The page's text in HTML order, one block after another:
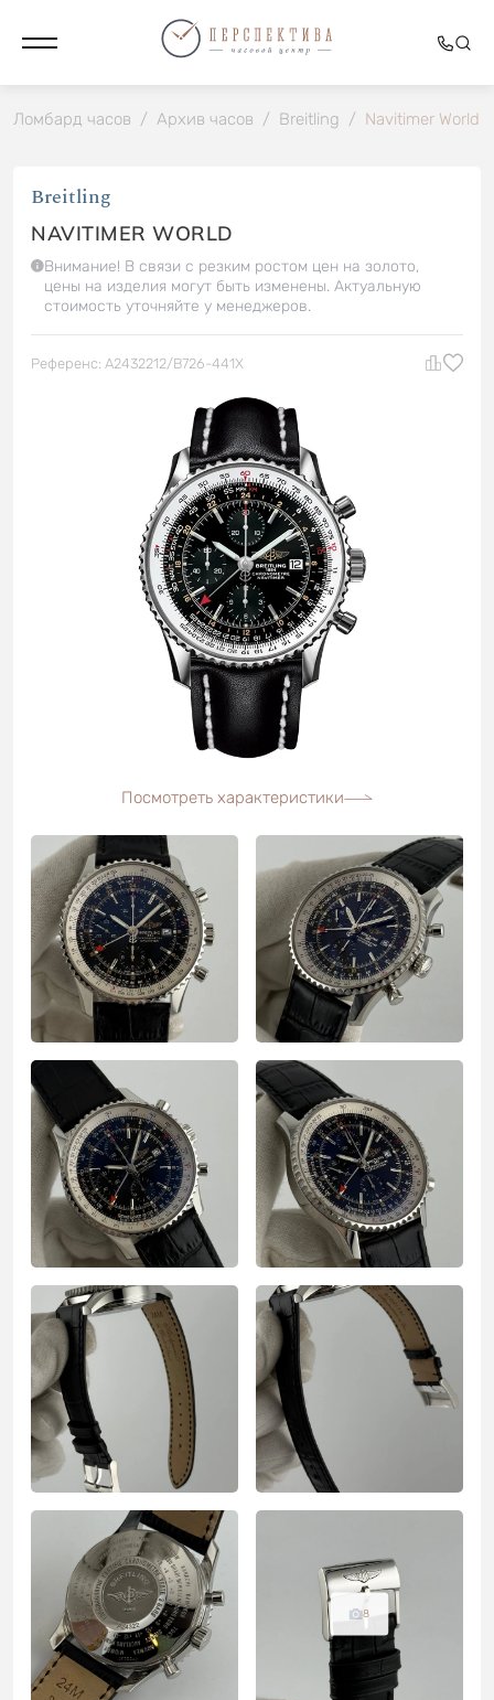
Ломбард часов / Архив часов / Breitling / Navitimer World
Breitling
NAVITIMER WORLD
Внимание! В связи с резким ростом цен на золото,
цены на изделия могут быть изменены. Актуальную
стоимость уточняйте у менеджеров.
Референс: A2432212/B726-441X
Посмотреть характеристики
8